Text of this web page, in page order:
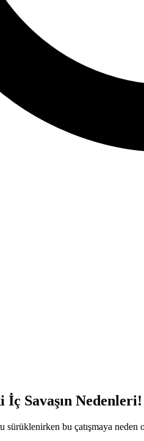
Savaşın Nedenleri!
bu çatışmaya neden